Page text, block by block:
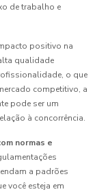
de trabalho e
positivo na
qualidade
o que
competitivo, a
pode ser um
à concorrência.
normas e
a padrões
você esteja em